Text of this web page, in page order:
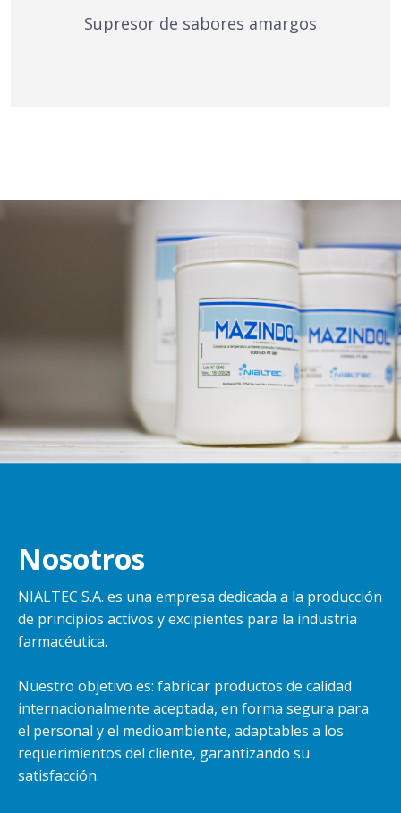
Supresor de sabores amargos
Nosotros
NIALTEC S.A. es una empresa dedicada a la producción
de principios activos y excipientes para la industria
farmacéutica.
Nuestro objetivo es: fabricar productos de calidad
internacionalmente aceptada, en forma segura para
el personal y el medioambiente, adaptables a los
requerimientos del cliente, garantizando su
satisfacción.